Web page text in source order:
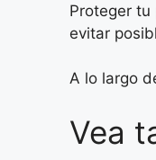
Proteger
evitar
A lo largo
Vea